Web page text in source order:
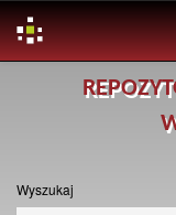
Wyszukaj